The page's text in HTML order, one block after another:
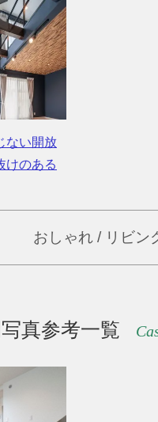
ない開放
けのある
おしゃれ / リビン
真参考一覧